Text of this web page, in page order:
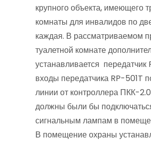
крупного объекта, имеющего
комнаты для инвалидов по
каждая. В рассматриваемом
туалетной комнате
устанавливается передатчик
входы передатчика RP-501T
линии от контроллера ПКК-
должны были бы
сигнальным лампам в
В помещение охраны